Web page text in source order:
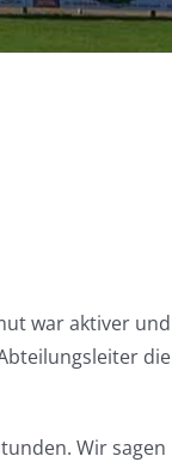
war aktiver und
die
Wir sagen